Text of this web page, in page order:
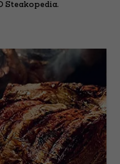
Steakopedia.